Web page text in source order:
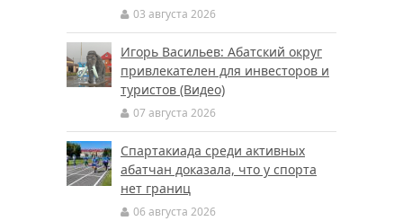
03 августа 2026
Игорь Васильев: Абатский округ
привлекателен для инвесторов и
туристов (Видео)
07 августа 2026
Спартакиада среди активных
абатчан доказала, что у спорта
нет границ
06 августа 2026